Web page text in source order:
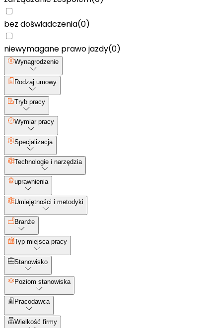
bez doświadczenia(0)
niewymagane prawo jazdy(0)
Wynagrodzenie
Rodzaj umowy
Tryb pracy
Wymiar pracy
Specjalizacja
Technologie i narzędzia
uprawnienia
Umiejętności i metodyki
Branże
Typ miejsca pracy
Stanowisko
Poziom stanowiska
Pracodawca
Wielkość firmy